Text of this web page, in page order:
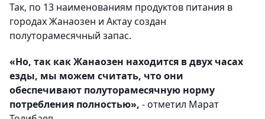
Так, по 13 наименованиям продуктов питания в
городах Жанаозен и Актау создан
полуторамесячный запас.
«Но, так как Жанаозен находится в двух часах
езды, мы можем считать, что они
обеспечивают полуторамесячную норму
потребления полностью», - отметил Марат